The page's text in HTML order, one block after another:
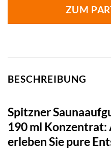
ZUM
BESCHREIBUNG
Spitzner
190 ml Konzentrat:
erleben Sie pure